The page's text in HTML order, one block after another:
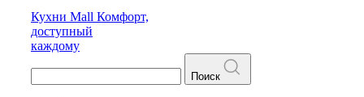
Кухни Mall Комфорт,
доступный
каждому
Поиск